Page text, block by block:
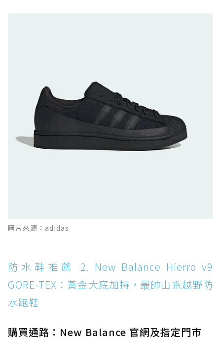
防水鞋推薦 10. PUMA Voyage NITRO™ 4
GORE-TEX：氮氣中底注入，回彈與防滑兼具的
全天候越野跑鞋
防水鞋推薦 11. On Cloudhorizon 2 WP：腳
感軟彈、搭載 Missiongrip™ 的防水輕越野鞋
Boot：馬汀首款雨靴登場，經典八孔加上全防
防水鞋推薦 14. SKECHERS BADGER
WATERPROOF：一踩即穿懶人神器！搭載固特
異大底與全防水厚底健走鞋
防水鞋推薦 15. Brooks Cascadia 19 GTX：注
圖片來源：adidas
防水鞋推薦 2. New Balance Hierro v9
GORE-TEX：黃金大底加持，最帥山系越野防
水跑鞋
購買通路：New Balance 官網及指定門市